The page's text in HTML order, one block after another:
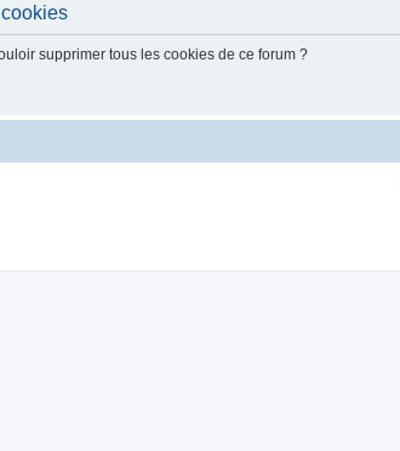
supprimer tous les cookies de ce forum ?